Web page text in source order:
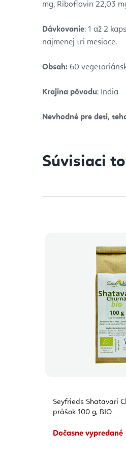
mg, Riboflavin 22,03
Dávkovanie: 1 až 2
najmenej tri mesiace.
Obsah: 60
Krajina pôvodu: India
Nevhodné pre deti,
Súvisiaci
Seyfrieds Shatavari
prášok 100 g, BIO
Dočasne vypredané